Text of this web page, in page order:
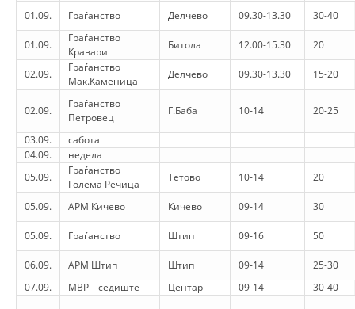
HISTORY OF THE RCRM
ORGANISATION STRUCTURE
CONTACT INFO
MEMBERSHIP IN PROFESSIONAL STRUCTURES
01.09. Граѓанство Делчево 09.30-13.30 30-40
01.09.
Граѓанство
Кравари
Битола 12.00-15.30 20
02.09.
Граѓанство
Мак.Каменица
Делчево 09.30-13.30 15-20
02.09.
Граѓанство
Петровец
Г.Баба 10-14 20-25
03.09.
сабота
04.09.
недела
05.09.
Граѓанство
Голема Речица
Тетово 10-14 20
05.09. АРМ Кичево Кичево 09-14 30
05.09. Граѓанство Штип 09-16 50
06.09. АРМ Штип Штип 09-14
25-30
07.09.
МВР – седиште Центар 09-14 30-40